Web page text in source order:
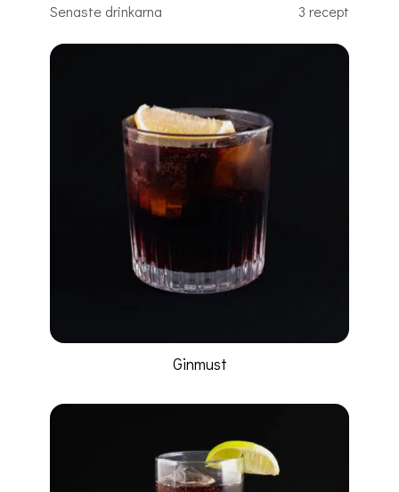
Senaste drinkarna 3 recept
Ginmust